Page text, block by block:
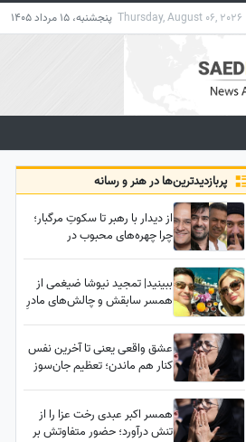
Thursday, August 06, 2026 پنجشنبه، 15 مرداد 1405
پربازدید‌ترین‌ها در هنر و رسانه
از دیدار با رهبر تا سکوتِ مرگبار؛
چرا چهره‌های محبوب در
ببینید| تمجید نیوشا ضیغمی از
همسر سابقش و چالش‌های مادرِ
من....
عشق واقعی یعنی تا آخرین نفس
کنار هم ماندن؛ تعظیم جان‌سوز
همسر اکبر عبدی رخت عزا را از
تنش درآورد؛ حضور متفاوتش بر